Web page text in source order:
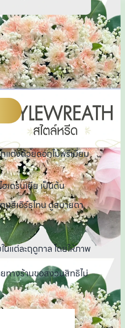
แต่งด้วยดอกไม้พรีเมี่ยม
เดรนเยีย เป็นต้น
สีเอิร์ธโทน ดูสบายตา
แต่ละฤดูกาล โดยให้ภาพ
ทางร้านขอสงวนสิทธิไม่